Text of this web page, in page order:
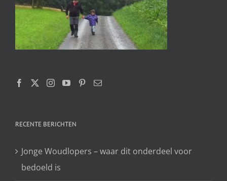
RECENTE BERICHTEN
Jonge Woudlopers – waar dit onderdeel voor
bedoeld is